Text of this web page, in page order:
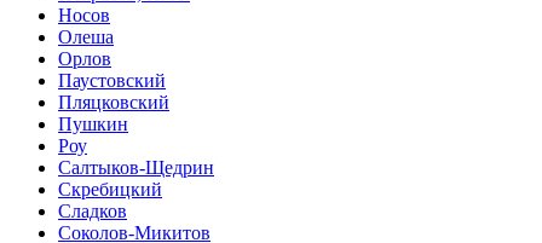
Носов
Олеша
Орлов
Паустовский
Пляцковский
Пушкин
Роу
Салтыков-Щедрин
Скребицкий
Сладков
Соколов-Микитов